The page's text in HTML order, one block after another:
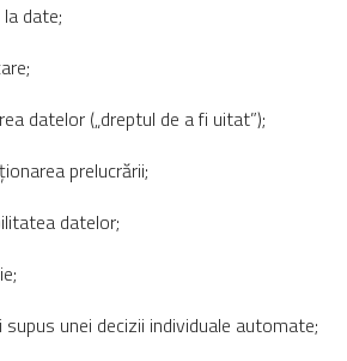
date;
datelor („dreptul de a fi uitat”);
prelucrării;
datelor;
unei decizii individuale automate;